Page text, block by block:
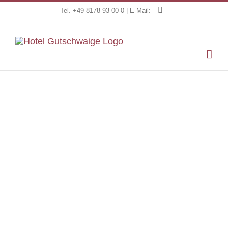
to
content
Tel. +49 8178-93 00 0 | E-Mail: